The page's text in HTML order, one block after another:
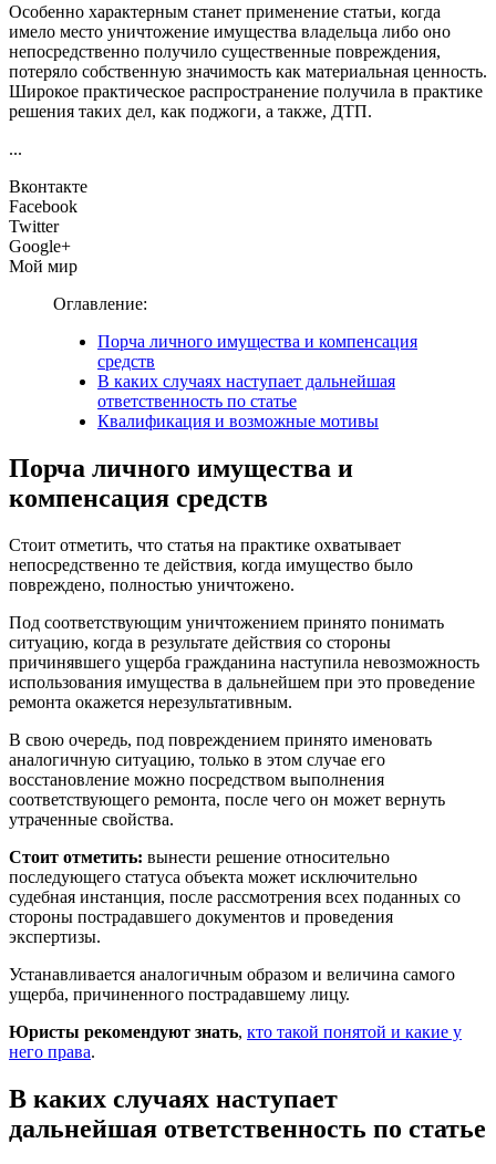
Особенно характерным станет применение статьи, когда
имело место уничтожение имущества владельца либо оно
непосредственно получило существенные повреждения,
потеряло собственную значимость как материальная ценность.
Широкое практическое распространение получила в практике
решения таких дел, как поджоги, а также, ДТП.
...
Вконтакте
Facebook
Twitter
Google+
Мой мир
Оглавление:
Порча личного имущества и компенсация
средств
В каких случаях наступает дальнейшая
ответственность по статье
Квалификация и возможные мотивы
Порча личного имущества и
компенсация средств
Стоит отметить, что статья на практике охватывает
непосредственно те действия, когда имущество было
повреждено, полностью уничтожено.
Под соответствующим уничтожением принято понимать
ситуацию, когда в результате действия со стороны
причинявшего ущерба гражданина наступила невозможность
использования имущества в дальнейшем при это проведение
ремонта окажется нерезультативным.
В свою очередь, под повреждением принято именовать
аналогичную ситуацию, только в этом случае его
восстановление можно посредством выполнения
соответствующего ремонта, после чего он может вернуть
утраченные свойства.
Стоит отметить: вынести решение относительно
последующего статуса объекта может исключительно
судебная инстанция, после рассмотрения всех поданных со
стороны пострадавшего документов и проведения
экспертизы.
Устанавливается аналогичным образом и величина самого
ущерба, причиненного пострадавшему лицу.
Юристы рекомендуют знать, кто такой понятой и какие у
него права.
В каких случаях наступает
дальнейшая ответственность по статье